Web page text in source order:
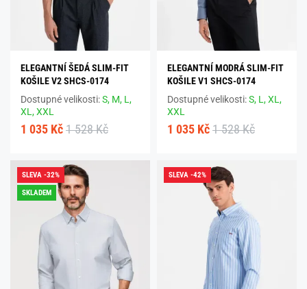
ELEGANTNÍ ŠEDÁ SLIM-FIT
KOŠILE V2 SHCS-0174
Dostupné velikosti:S, M, L,
XL,XXL
1 035 Kč 1 528 Kč
ELEGANTNÍ MODRÁ SLIM-FIT
KOŠILE V1 SHCS-0174
Dostupné velikosti:S, L,XL,
XXL
1 035 Kč 1 528 Kč
SLEVA -32%
SKLADEM
SLEVA -42%